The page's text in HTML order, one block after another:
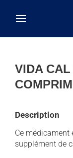
VIDA CAL
Description
Ce
supplément de